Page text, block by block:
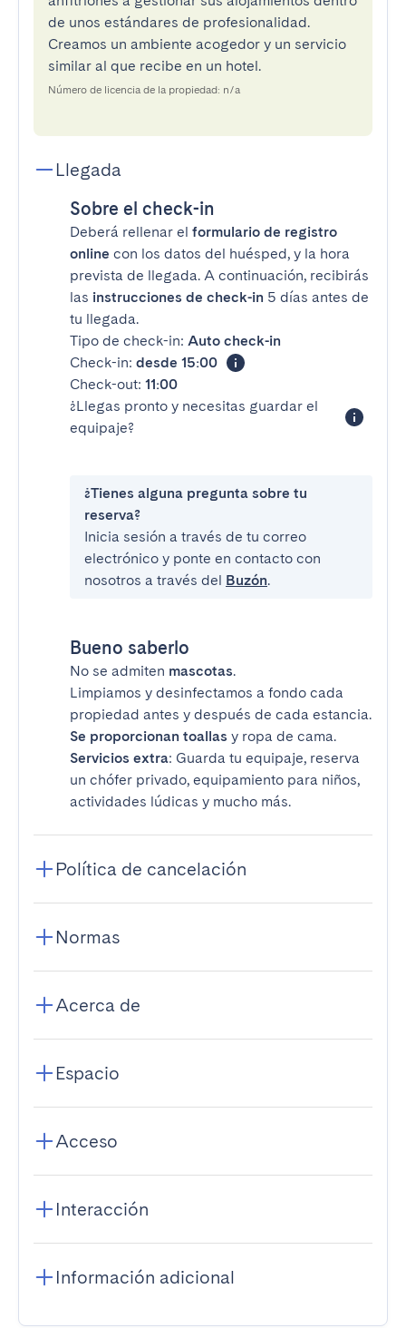
de unos estándares de profesionalidad.
Creamos un ambiente acogedor y un servicio
similar al que recibe en un hotel.
Número de licencia de la propiedad: n/a
Llegada
Sobre el check-in
Deberá rellenar el formulario de registro
online con los datos del huésped, y la hora
prevista de llegada. A continuación, recibirás
las instrucciones de check-in 5 días antes de
tu llegada.
Tipo de check-in: Auto check-in
Check-in: desde 15:00
Check-out: 11:00
¿Llegas pronto y necesitas guardar el
equipaje?
¿Tienes alguna pregunta sobre tu
reserva?
Inicia sesión a través de tu correo
electrónico y ponte en contacto con
nosotros a través del Buzón.
Bueno saberlo
No se admiten mascotas.
Limpiamos y desinfectamos a fondo cada
propiedad antes y después de cada estancia.
Se proporcionan toallas y ropa de cama.
Servicios extra: Guarda tu equipaje, reserva
un chófer privado, equipamiento para niños,
actividades lúdicas y mucho más.
Política de cancelación
Normas
Acerca de
Espacio
Acceso
Interacción
Información adicional